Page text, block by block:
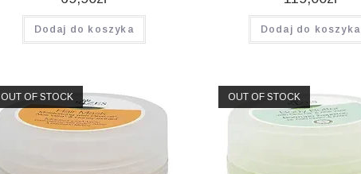
Dodaj do koszyka Dodaj do koszyka
OUT OF STOCK OUT OF STOCK